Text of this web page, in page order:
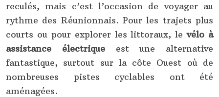
reculés, mais c’est l’occasion de voyager au
rythme des Réunionnais. Pour les trajets plus
courts ou pour explorer les littoraux, levélo à
assistance électriqueest une alternative
fantastique, surtout sur la côte Ouest où de
nombreuses pistes cyclables ont été
aménagées.